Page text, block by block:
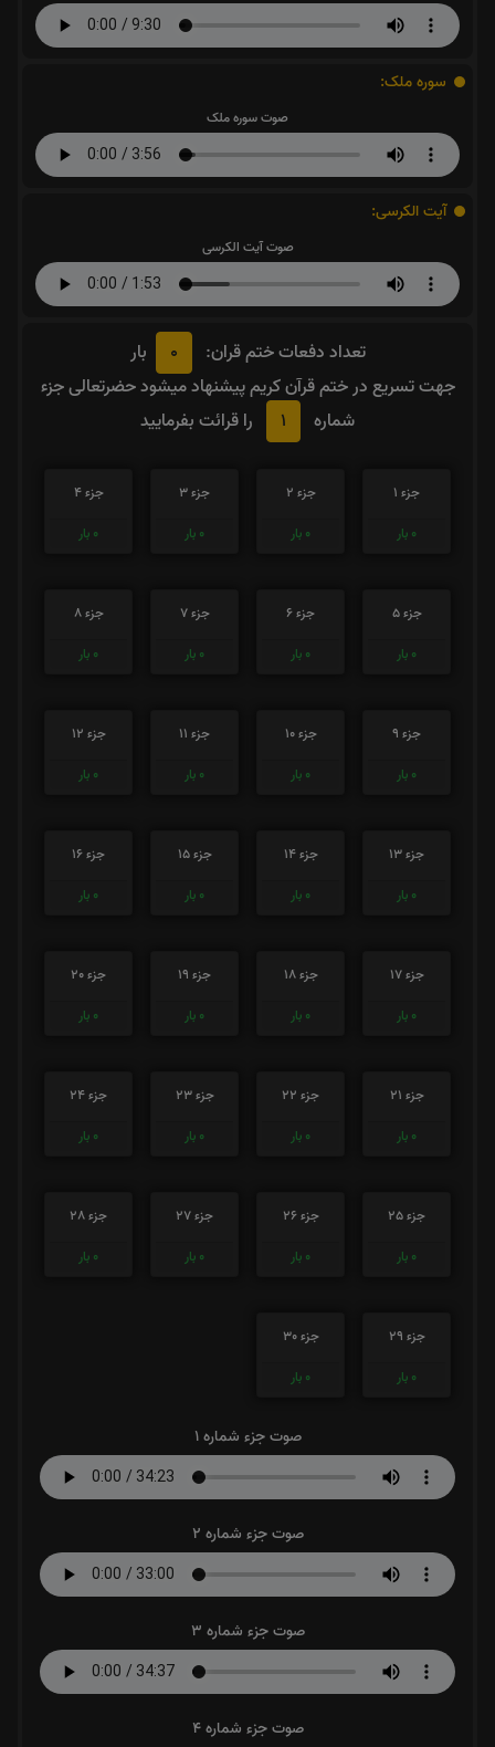
سوره ملک:
صوت سوره ملک
آیت الکرسی:
صوت آیت الکرسی
تعداد دفعات ختم قران: 0
بار
جهت تسریع در ختم قرآن کریم پیشنهاد میشود حضرتعالی جزء
شماره
1 را قرائت بفرمایید
جزء 1
0 بار
جزء 2
0 بار
جزء 3
0 بار
جزء 4
0 بار
جزء 5
0 بار
جزء 6
0 بار
جزء 7
0 بار
جزء 8
0 بار
جزء 9
0 بار
جزء 10
0 بار
جزء 11
0 بار
جزء 12
0 بار
جزء 13
0 بار
جزء 14
0 بار
جزء 15
0 بار
جزء 16
0 بار
جزء 17
0 بار
جزء 18
0 بار
جزء 19
0 بار
جزء 20
0 بار
جزء 21
0 بار
جزء 22
0 بار
جزء 23
0 بار
جزء 24
0 بار
جزء 25
0 بار
جزء 26
0 بار
جزء 27
0 بار
جزء 28
0 بار
جزء 29
0 بار
جزء 30
0 بار
صوت جزء شماره 1
صوت جزء شماره 2
صوت جزء شماره 3
صوت جزء شماره 4